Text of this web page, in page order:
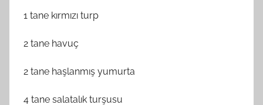
1 tane kırmızı turp
2 tane havuç
2 tane haşlanmış yumurta
4 tane salatalık turşusu